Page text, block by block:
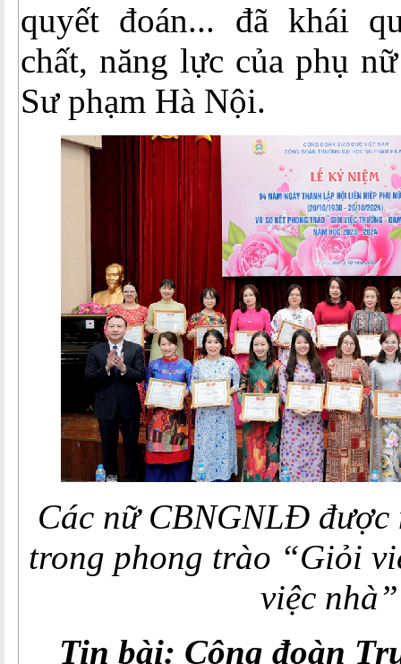
quyết đoán... đã khái
chất, năng lực của phụ
Sư phạm Hà Nội.
Các nữ CBNGNLĐ được
trong phong trào “Giỏi
việc nhà”
Tin bài: Công đoàn